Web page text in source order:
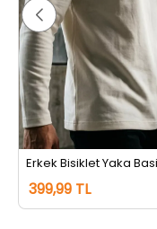
399,99 TL